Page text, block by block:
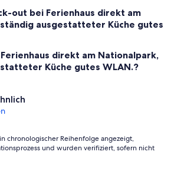
out bei Ferienhaus direkt am
ausgestatteter Küche gutes
direkt am Nationalpark,
Küche gutes WLAN.?
chronologischer Reihenfolge angezeigt,
und wurden verifiziert, sofern nicht